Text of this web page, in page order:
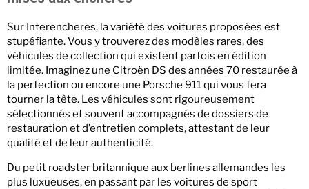
Sur Interencheres, la variété des voitures proposées est
stupéfiante. Vous y trouverez des modèles rares, des
véhicules de collection qui existent parfois en édition
limitée. Imaginez une Citroën DS des années 70 restaurée à
la perfection ou encore une Porsche 911 qui vous fera
tourner la tête. Les véhicules sont rigoureusement
sélectionnés et souvent accompagnés de dossiers de
restauration et d’entretien complets, attestant de leur
qualité et de leur authenticité.
Du petit roadster britannique aux berlines allemandes les
plus luxueuses, en passant par les voitures de sport